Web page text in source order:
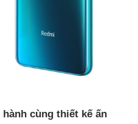
cùng thiết kế ấn